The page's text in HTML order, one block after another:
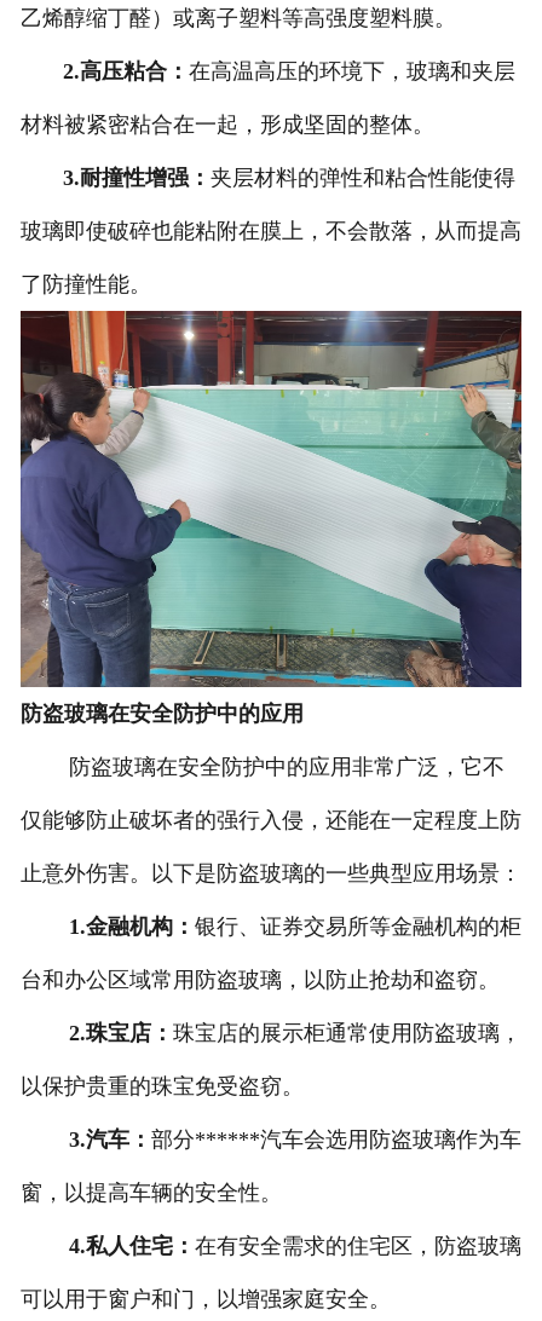
乙烯醇缩丁醛）或离子塑料等高强度塑料膜。
2.高压粘合： 在高温高压的环境下，玻璃和夹层
材料被紧密粘合在一起，形成坚固的整体。
3.耐撞性增强： 夹层材料的弹性和粘合性能使得
玻璃即使破碎也能粘附在膜上，不会散落，从而提高
了防撞性能。
防盗玻璃在安全防护中的应用
防盗玻璃在安全防护中的应用非常广泛，它不
仅能够防止破坏者的强行入侵，还能在一定程度上防
止意外伤害。以下是防盗玻璃的一些典型应用场景：
1.金融机构： 银行、证券交易所等金融机构的柜
台和办公区域常用防盗玻璃，以防止抢劫和盗窃。
2.珠宝店： 珠宝店的展示柜通常使用防盗玻璃，
以保护贵重的珠宝免受盗窃。
3.汽车： 部分******汽车会选用防盗玻璃作为车
窗，以提高车辆的安全性。
4.私人住宅： 在有安全需求的住宅区，防盗玻璃
可以用于窗户和门，以增强家庭安全。